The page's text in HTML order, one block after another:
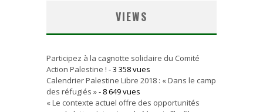
VIEWS
Participez à la cagnotte solidaire du Comité
Action Palestine ! - 3 358 vues
Calendrier Palestine Libre 2018 : « Dans le camp
des réfugiés »- 8 649 vues
« Le contexte actuel offre des opportunités